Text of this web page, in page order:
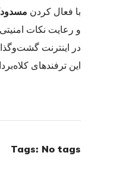
با فعال کردن
و رعایت نکات
در اینترنت
این ترفندهای
Tags: No tags